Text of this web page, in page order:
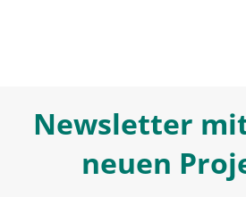
Newsletter
neuen